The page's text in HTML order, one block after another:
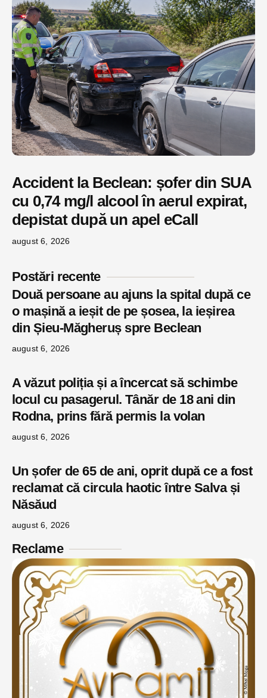
Accident la Beclean: șofer din SUA
cu 0,74 mg/l alcool în aerul expirat,
depistat după un apel eCall
august 6, 2026
Postări recente
Două persoane au ajuns la spital după ce
o mașină a ieșit de pe șosea, la ieșirea
din Șieu-Măgheruș spre Beclean
august 6, 2026
A văzut poliția și a încercat să schimbe
locul cu pasagerul. Tânăr de 18 ani din
Rodna, prins fără permis la volan
august 6, 2026
Un șofer de 65 de ani, oprit după ce a fost
reclamat că circula haotic între Salva și
Năsăud
august 6, 2026
Reclame